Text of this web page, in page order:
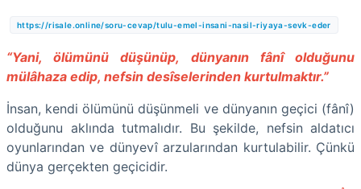
https://risale.online/soru-cevap/tulu-emel-insani-nasil-riyaya-sevk-eder
“Yani, ölümünü düşünüp, dünyanın fânî olduğunu
mülâhaza edip, nefsin desîselerinden kurtulmaktır.”
İnsan, kendi ölümünü düşünmeli ve dünyanın geçici (fânî)
olduğunu aklında tutmalıdır. Bu şekilde, nefsin aldatıcı
oyunlarından ve dünyevî arzularından kurtulabilir. Çünkü
dünya gerçekten geçicidir.